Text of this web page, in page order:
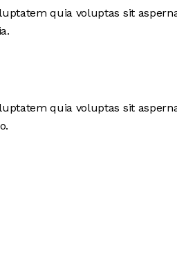
quia voluptas sit
quia voluptas sit